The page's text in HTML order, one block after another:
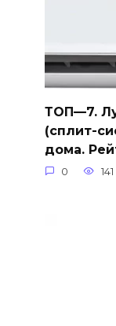
ТОП—7.
(сплит-
дома.
0 141